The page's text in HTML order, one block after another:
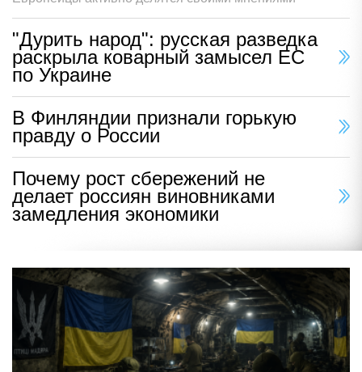
"Дурить народ": русская разведка
раскрыла коварный замысел ЕС
по Украине
В Финляндии признали горькую
правду о России
Почему рост сбережений не
делает россиян виновниками
замедления экономики